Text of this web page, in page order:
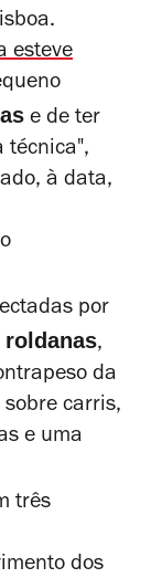
esteve
e de ter
técnica",
à data,
por
,
da
carris,
e uma
três
dos